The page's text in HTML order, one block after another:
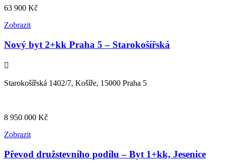
63 900 Kč
Zobrazit
Nový byt 2+kk Praha 5 – Starokošířská
Starokošířská 1402/7, Košíře, 15000 Praha 5
8 950 000 Kč
Zobrazit
Převod družstevního podílu – Byt 1+kk, Jesenice